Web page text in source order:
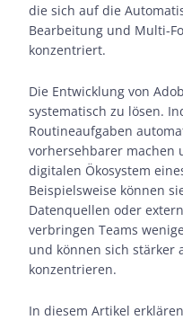
die sich auf die
Bearbeitung und Multi-
konzentriert.
Die Entwicklung von
systematisch zu lösen.
Routineaufgaben
vorhersehbarer machen
digitalen Ökosystem
Beispielsweise können
Datenquellen oder
verbringen Teams
und können sich stärker
konzentrieren.
In diesem Artikel